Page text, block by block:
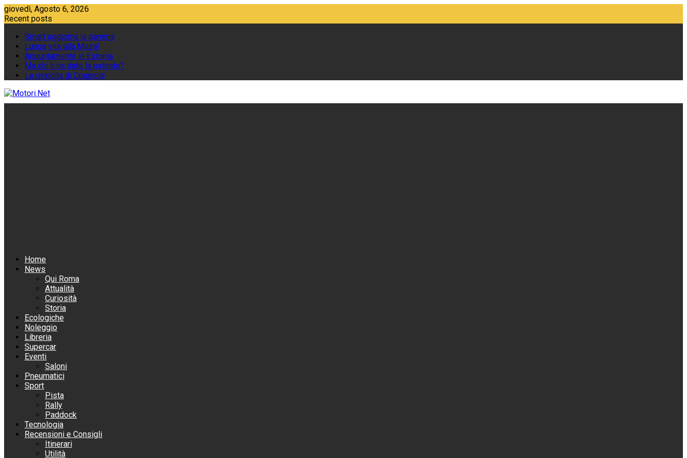
Skip
to
giovedì, Agosto 6, 2026
Recent posts
Smart aggiorna la gamma
Lunga vita alla Miura!
Appuntamento in Estonia
Ma chi ti ha dato la patente?
La rivincita di Crugnola
Home
News
Qui Roma
Attualità
Curiosità
Storia
Ecologiche
Noleggio
Libreria
Supercar
Eventi
Saloni
Pneumatici
Sport
Pista
Rally
Paddock
Tecnologia
Recensioni e Consigli
Itinerari
Utilità